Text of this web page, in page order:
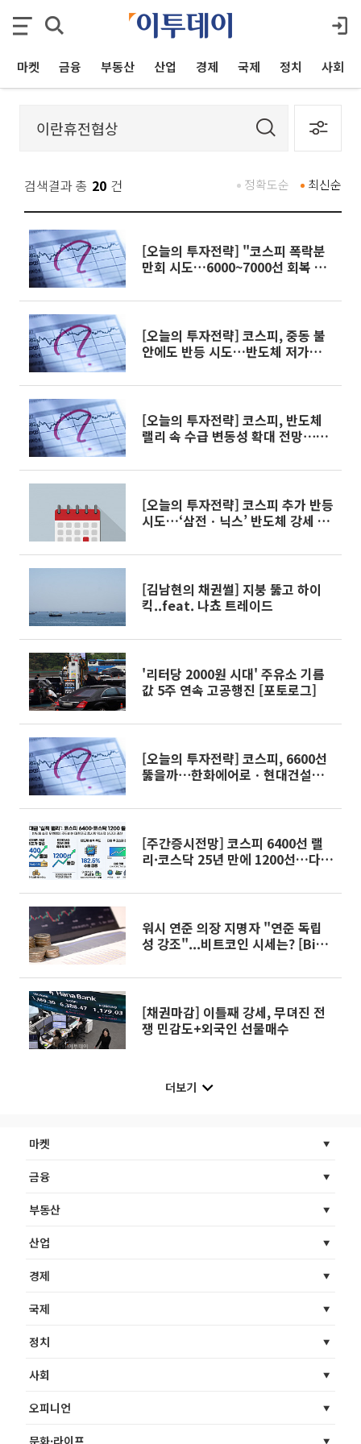
마켓 금융 부동산 산업 경제 국제 정치 사회
검색결과 총 20 건 최신순
정확도순
[오늘의 투자전략] "코스피 폭락분
만회 시도…6000~7000선 회복 관
[오늘의 투자전략] 코스피, 중동 불
안에도 반등 시도…반도체 저가매수
[오늘의 투자전략] 코스피, 반도체
랠리 속 수급 변동성 확대 전망⋯삼
[오늘의 투자전략] 코스피 추가 반등
시도…‘삼전ㆍ닉스’ 반도체 강세 뒤
[김남현의 채권썰] 지붕 뚫고 하이
킥..feat. 나쵸 트레이드
'리터당 2000원 시대' 주유소 기름
값 5주 연속 고공행진 [포토로그]
[오늘의 투자전략] 코스피, 6600선
뚫을까⋯한화에어로ㆍ현대건설ㆍ
[주간증시전망] 코스피 6400선 랠
리·코스닥 25년 만에 1200선…다
워시 연준 의장 지명자 "연준 독립
성 강조"...비트코인 시세는? [Bit
[채권마감] 이틀째 강세, 무뎌진 전
쟁 민감도+외국인 선물매수
더보기
마켓
금융
부동산
산업
경제
국제
정치
사회
오피니언
문화·라이프